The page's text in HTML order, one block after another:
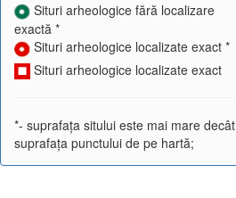
Situri arheologice fără localizare
exactă *
Situri arheologice localizate exact *
Situri arheologice localizate exact
*- suprafața sitului este mai mare decât
suprafața punctului de pe hartă;